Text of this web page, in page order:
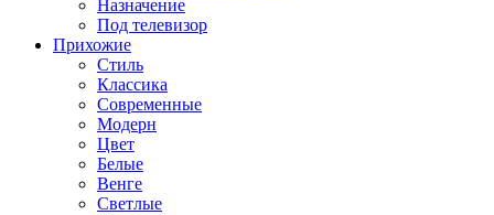
Назначение
Под телевизор
Прихожие
Стиль
Классика
Современные
Модерн
Цвет
Белые
Венге
Светлые